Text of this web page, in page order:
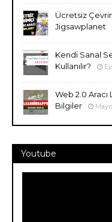
Ücretsiz
Jigsawplanet
Kendi Sanal
Kullanılır?
Web 2.0
Bilgiler
Youtube